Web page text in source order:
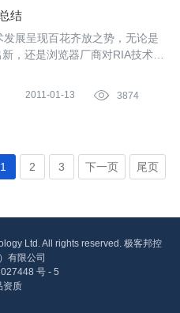
结
展呈现百花齐放之势，无论是
，还是浏览器厂商对RIA技术的
结了过去一年前端技术的精彩
2011-01-13  3874
1 2 3 下一页 尾页
Ltd. All rights reserved. 极客邦控
有限公司
号 - 5
资质